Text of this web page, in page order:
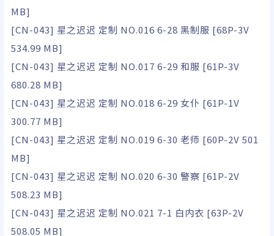
MB]
[CN-043] 星之迟迟 定制 NO.016 6-28 黑制服 [68P-3V
534.99 MB]
[CN-043] 星之迟迟 定制 NO.017 6-29 和服 [61P-3V
680.28 MB]
[CN-043] 星之迟迟 定制 NO.018 6-29 女仆 [61P-1V
300.77 MB]
[CN-043] 星之迟迟 定制 NO.019 6-30 老师 [60P-2V 501
MB]
[CN-043] 星之迟迟 定制 NO.020 6-30 警察 [61P-2V
508.23 MB]
[CN-043] 星之迟迟 定制 NO.021 7-1 白内衣 [63P-2V
508.05 MB]